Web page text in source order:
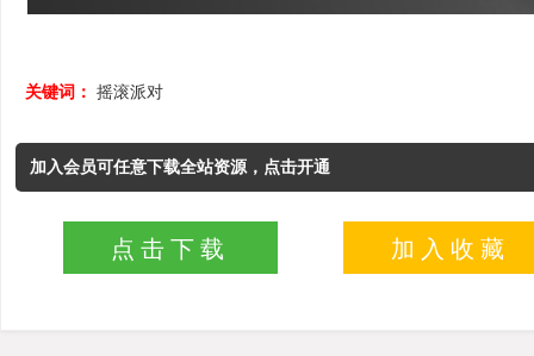
关键词： 摇滚派对
加入会员可任意下载全站资源，点击开通
点击下载 加入收藏